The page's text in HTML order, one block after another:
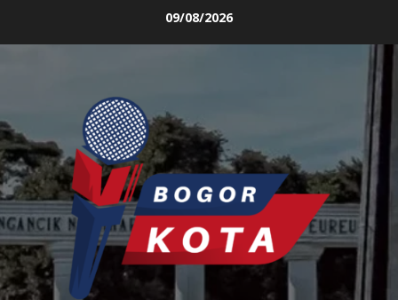
09/08/2026